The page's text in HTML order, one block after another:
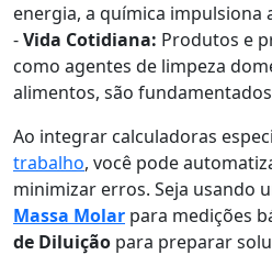
energia, a química impulsiona
-Vida Cotidiana: Produtos e
como agentes de limpeza
alimentos, são
Ao integrar calculadoras
trabalho, você pode
minimizar erros. Seja usando
Massa Molar para medições
de Diluição para preparar